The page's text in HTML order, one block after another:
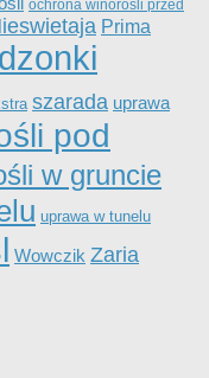
ochrona winorośli przed
Prima
szarada uprawa
pod
w gruncie
uprawa w tunelu
Wowczik Zaria